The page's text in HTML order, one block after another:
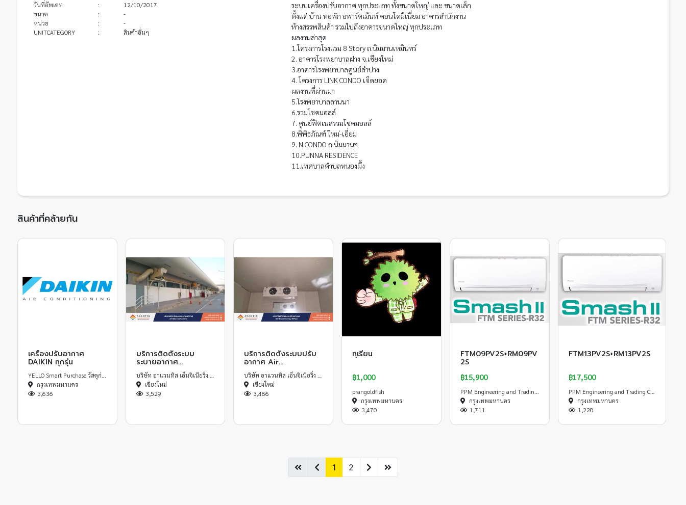
วันที่อัพเดท :
12/10/2017
ขนาด
:
-
หน่วย
:
-
UNITCATEGORY
: สินค้าอื่นๆ
ระบบเครื่องปรับอากาศ ทุกประเภท ทั้งขนาดใหญ่ และ ขนาดเล็ก
ตั้งแต่ บ้าน หอพัก อพาร์ตเม้นท์ คอนโดมิเนี่ยม อาคารสำนักงาน
ห้างสรรพสินค้า รวมไปถึงอาคารขนาดใหญ่ ทุกประเภท
ผลงานล่าสุด
1.โครงการโรงแรม 8 Story ถ.นิมมานเหมินทร์
2. อาคารโรงพยาบาลฝาง จ.เชียงใหม่
3.อาคารโรงพยาบาลศูนย์ลำปาง
4. โครงการ LINK CONDO เจ็ดยอด
ผลงานที่ผ่านมา
5.โรงพยาบาลลานนา
6.รวมโชคมอลล์
7. ศูนย์ฟิตเนสรวมโชคมอลล์
8.พิพิธภัณฑ์ ใหม่-เอี่ยม
9. N CONDO ถ.นิมมานฯ
10.PUNNA RESIDENCE
11.เทศบาลตำบลหนองผึ้ง
สินค้าที่คล้ายกัน
เครื่องปรับอากาศ
DAIKIN ทุกรุ่น
กรุงเทพมหานคร
3,636
บริการติดตั้งระบบ
ระบายอากาศ
Ventilation System
เชียงใหม่
3,529
บริการติดตั้งระบบปรับ
อากาศ Air
Conditioning System
เชียงใหม่
3,486
ทุเรียน
฿1,000
prangoldfish
กรุงเทพมหานคร
3,470
FTM09PV2S+RM09PV
2S
฿15,900
PPM Engineering and Trading Co.,Ltd
กรุงเทพมหานคร
1,711
FTM13PV2S+RM13PV2S
฿17,500
PPM Engineering and Trading Co.,Ltd
กรุงเทพมหานคร
1,228
1 2